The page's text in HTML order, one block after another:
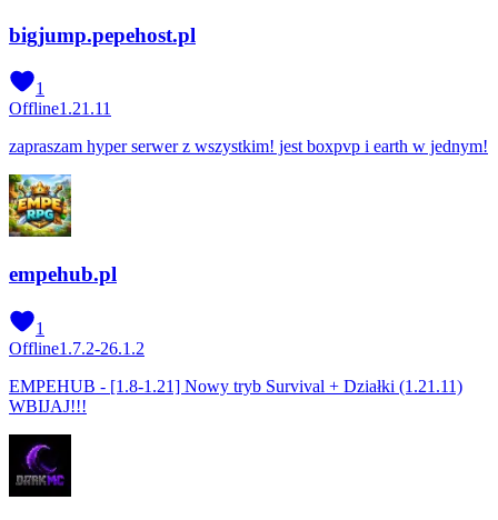
bigjump.pepehost.pl
1
Offline1.21.11
zapraszam hyper serwer z wszystkim! jest boxpvp i earth w jednym!
empehub.pl
1
Offline1.7.2-26.1.2
EMPEHUB - [1.8-1.21] Nowy tryb Survival + Działki (1.21.11)
WBIJAJ!!!